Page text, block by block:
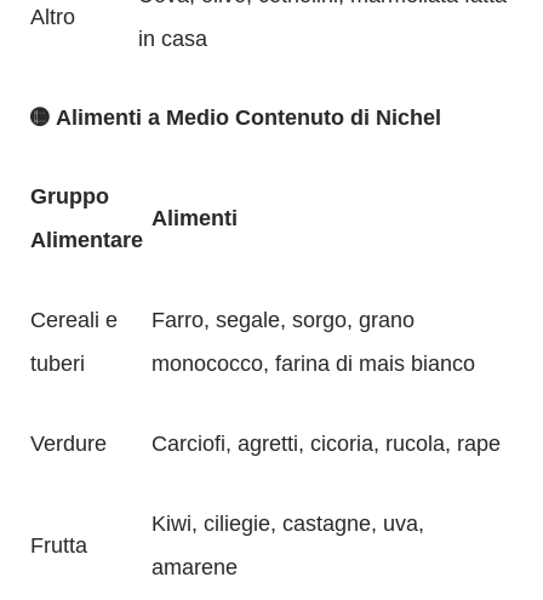
Altro
in casa
🟡 Alimenti a Medio Contenuto di Nichel
Gruppo
Alimentare
Alimenti
Cereali e
tuberi
Farro, segale, sorgo, grano
monococco, farina di mais bianco
Verdure Carciofi, agretti, cicoria, rucola, rape
Frutta
Kiwi, ciliegie, castagne, uva,
amarene